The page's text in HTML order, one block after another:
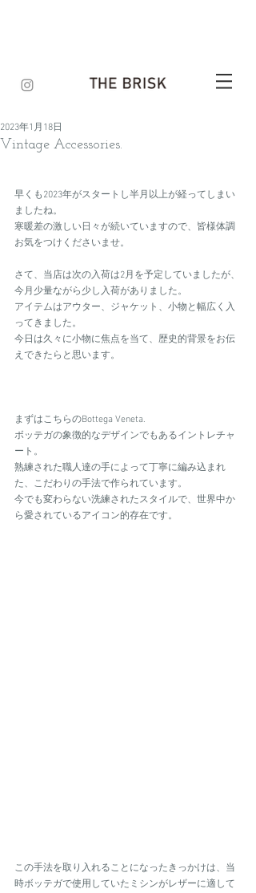
Vintage Accessories.
2023年1月18日
早くも2023年がスタートし半月以上が経ってしまい
ましたね。
寒暖差の激しい日々が続いていますので、皆様体調
お気をつけくださいませ。
さて、当店は次の入荷は2月を予定していましたが、
今月少量ながら少し入荷がありました。
アイテムはアウター、ジャケット、小物と幅広く入
ってきました。
今日は久々に小物に焦点を当て、歴史的背景をお伝
えできたらと思います。
まずはこちらのBottega Veneta.
ボッテガの象徴的なデザインでもあるイントレチャ
ート。
熟練された職人達の手によって丁寧に編み込まれ
た、こだわりの手法で作られています。
今でも変わらない洗練されたスタイルで、世界中か
ら愛されているアイコン的存在です。
この手法を取り入れることになったきっかけは、当
時ボッテガで使用していたミシンがレザーに適して